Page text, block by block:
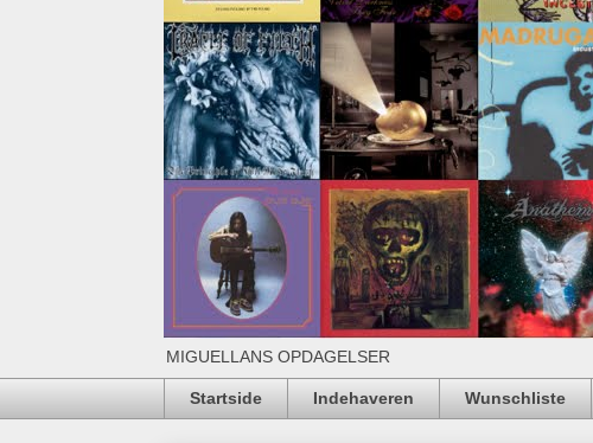
MIGUELLANS OPDAGELSER
Startside Indehaveren Wunschliste